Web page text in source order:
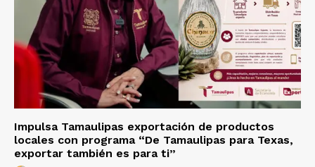
Impulsa Tamaulipas exportación de productos
locales con programa “De Tamaulipas para Texas,
exportar también es para ti”